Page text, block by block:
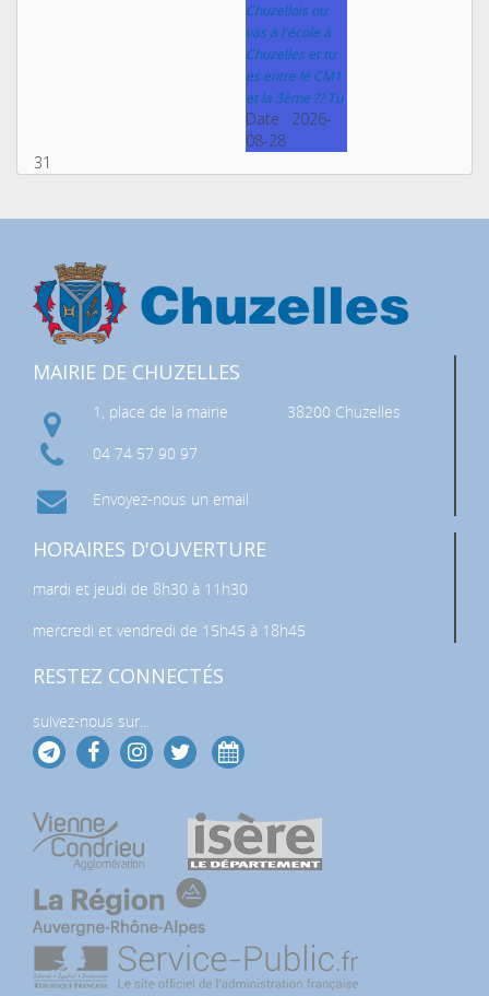
Chuzellois ou
vas à l'école à
Chuzelles et tu
es entre le CM1
et la 3ème ?? Tu
Date : 2026-
08-28
31
MAIRIE DE CHUZELLES
1, place de la mairie
38200 Chuzelles
04 74 57 90 97
Envoyez-nous un email
HORAIRES D'OUVERTURE
mardi et jeudi de 8h30 à 11h30
mercredi et vendredi de 15h45 à 18h45
RESTEZ CONNECTÉS
suivez-nous sur...